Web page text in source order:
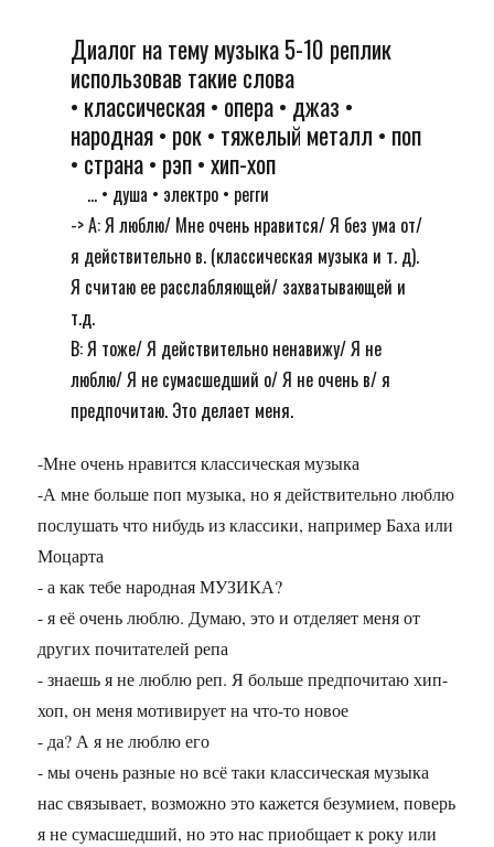
Диалог на тему музыка 5-10 реплик
использовав такие слова
• классическая • опера • джаз •
народная • рок • тяжелый металл • поп
• страна • рэп • хип-хоп
... • душа • электро • регги
-> А: Я люблю/ Мне очень нравится/ Я без ума от/
я действительно в. (классическая музыка и т. д).
Я считаю ее расслабляющей/ захватывающей и
т.д.
B: Я тоже/ Я действительно ненавижу/ Я не
люблю/ Я не сумасшедший о/ Я не очень в/ я
предпочитаю. Это делает меня.
-Мне очень нравится классическая музыка
-А мне больше поп музыка, но я действительно люблю
послушать что нибудь из классики, например Баха или
Моцарта
- а как тебе народная МУЗИКА?
- я её очень люблю. Думаю, это и отделяет меня от
других почитателей репа
- знаешь я не люблю реп. Я больше предпочитаю хип-
хоп, он меня мотивирует на что-то новое
- да? А я не люблю его
- мы очень разные но всё таки классическая музыка
нас связывает, возможно это кажется безумием, поверь
я не сумасшедший, но это нас приобщает к року или